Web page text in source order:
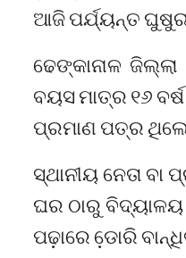
ଆଜି ପର୍ଯ୍ୟନ୍ତ
ଢେଙ୍କାନାଳ
ବୟସ ମାତ୍ର ୧୬
ପ୍ରମାଣ ପତ୍ର
ସ୍ଥାନୀୟ ନେତା
ଘର ଠାରୁ ବିଦ୍ୟାଳୟ
ପଢ଼ାରେ ଡେ଼ାରି